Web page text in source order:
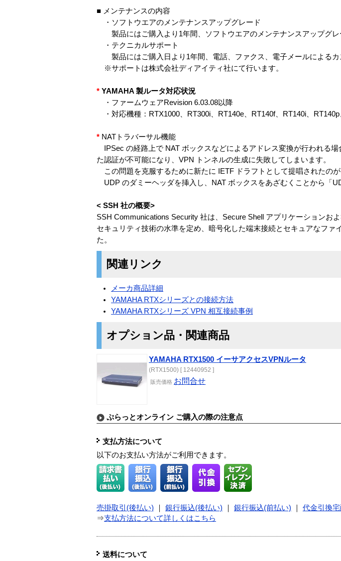
■ メンテナンスの内容
・ソフトウエアのメンテナンスアップグレード
製品にはご購入より1年間、ソフトウエアのメンテナンスアップグレ
・テクニカルサポート
製品にはご購入日より1年間、電話、ファクス、電子メールによるカ
※サポートは株式会社ディアイティ社にて行います。
* YAMAHA 製ルータ対応状況
・ファームウェアRevision 6.03.08以降
・対応機種：RTX1000、RT300i、RT140e、RT140f、RT140i、
* NATトラバーサル機能
IPSec の経路上で NAT ボックスなどによるアドレス変換が行われる
た認証が不可能になり、VPN トンネルの生成に失敗してしまいます。
この問題を克服するために新たに IETF ドラフトとして提唱されたのが
UDP のダミーヘッダを挿入し、NAT ボックスをあざむくことから「
< SSH 社の概要>
SSH Communications Security 社は、Secure Shell アプリケーションお
セキュリティ技術の水準を定め、暗号化した端末接続とセキュアなファ
た。
関連リンク
メーカ商品詳細
YAMAHA RTXシリーズとの接続方法
YAMAHA RTXシリーズ VPN 相互接続事例
オプション品・関連商品
YAMAHA RTX1500 イーサアクセスVPNルータ
(RTX1500) [ 12440952 ]
販売価格 お問合せ
ぷらっとオンライン ご購入の際の注意点
支払方法について
以下のお支払い方法がご利用できます。
売掛取引(後払い) 銀行振込(後払い) 銀行振込(前払い) 代金引換
⇒支払方法について詳しくはこちら
送料について